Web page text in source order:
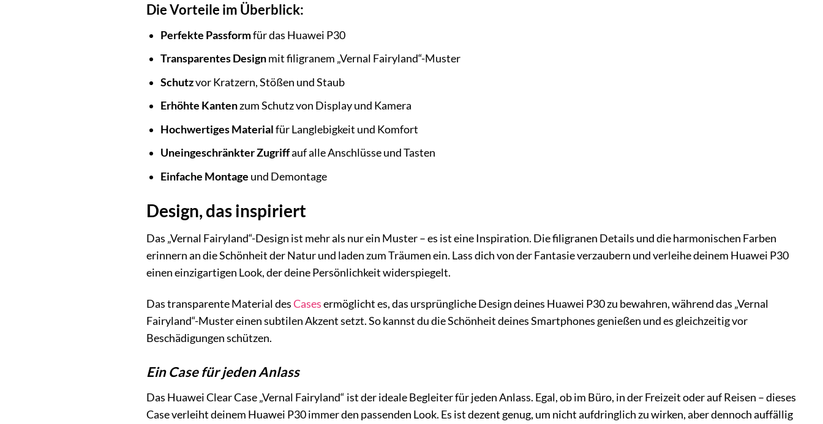
Die Vorteile im Überblick:
Perfekte Passformfür das Huawei P30
Transparentes Designmit filigranem „Vernal Fairyland“-Muster
Schutzvor Kratzern, Stößen und Staub
Erhöhte Kantenzum Schutz von Display und Kamera
Hochwertiges Materialfür Langlebigkeit und Komfort
Uneingeschränkter Zugriffauf alle Anschlüsse und Tasten
Einfache Montage und Demontage
Design, das inspiriert
Das „Vernal Fairyland“-Design ist mehr als nur ein Muster – es ist eine Inspiration. Die filigranen Details und die harmonischen Farben
erinnern an die Schönheit der Natur und laden zum Träumen ein. Lass dich von der Fantasie verzaubern und verleihe deinem Huawei P30
einen einzigartigen Look, der deine Persönlichkeit widerspiegelt.
Das transparente Material desCasesermöglicht es, das ursprüngliche Design deines Huawei P30 zu bewahren, während das „Vernal
Fairyland“-Muster einen subtilen Akzent setzt. So kannst du die Schönheit deines Smartphones genießen und es gleichzeitig vor
Beschädigungen schützen.
Ein Case für jeden Anlass
Das Huawei Clear Case „Vernal Fairyland“ ist der ideale Begleiter für jeden Anlass. Egal, ob im Büro, in der Freizeit oder auf Reisen – dieses
Case verleiht deinem Huawei P30 immer den passenden Look. Es ist dezent genug, um nicht aufdringlich zu wirken, aber dennoch auffällig